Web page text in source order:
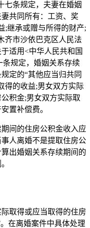
条规定，夫妻在婚姻
共同所有：工资、奖
;继承或赠与所得的财产;
齐市沙依巴克区人民法
适用<中华人民共和国
规定，婚姻关系存续
定的“其他应当归共同
得的收益;男女双方实际
积金;男女双方实际取
置补偿费。
间的住房公积金收入应
人离婚不是提取住房公
出婚姻关系存续期间的
取得或应当取得的住房
在离婚案件中具体处理